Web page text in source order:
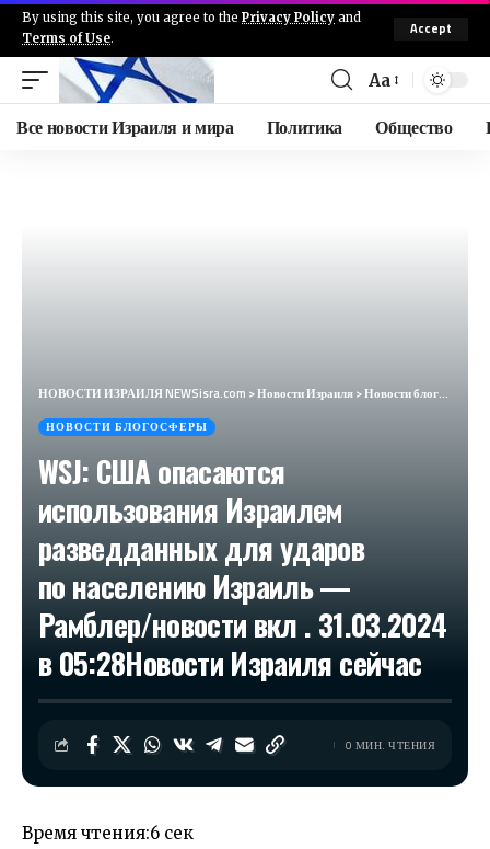
By using this site, you agree to the Privacy Policy and
Terms of Use.
Accept
Aa
Все новости Израиля и мира Политика Общество
НОВОСТИ ИЗРАИЛЯ NEWSisra.com >Новости Израиля>Новости блогосферы
НОВОСТИ БЛОГОСФЕРЫ
WSJ: США опасаются
использования Израилем
разведданных для ударов
по населению Израиль —
Рамблер/новости вкл . 31.03.2024
в 05:28​Новости Израиля сейчас
0 МИН. ЧТЕНИЯ
Время чтения:6 сек